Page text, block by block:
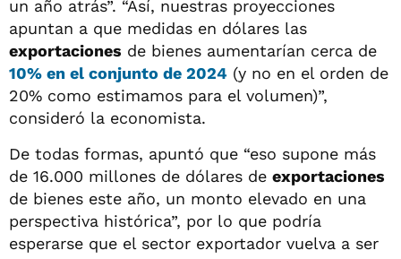
un año atrás”. “Así, nuestras proyecciones
apuntan a que medidas en dólares las
exportaciones de bienes aumentarían cerca de
10% en el conjunto de 2024 (y no en el orden de
20% como estimamos para el volumen)”,
consideró la economista.
De todas formas, apuntó que “eso supone más
de 16.000 millones de dólares de exportaciones
de bienes este año, un monto elevado en una
perspectiva histórica”, por lo que podría
esperarse que el sector exportador vuelva a ser